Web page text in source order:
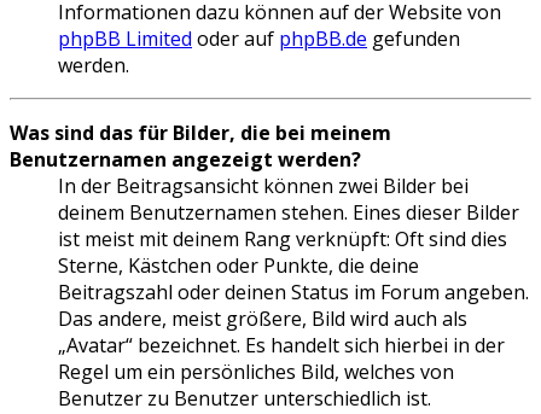
Informationen dazu können auf der Website von
phpBB Limited oder auf phpBB.de gefunden
werden.
Was sind das für Bilder, die bei meinem
Benutzernamen angezeigt werden?
In der Beitragsansicht können zwei Bilder bei
deinem Benutzernamen stehen. Eines dieser Bilder
ist meist mit deinem Rang verknüpft: Oft sind dies
Sterne, Kästchen oder Punkte, die deine
Beitragszahl oder deinen Status im Forum angeben.
Das andere, meist größere, Bild wird auch als
„Avatar“ bezeichnet. Es handelt sich hierbei in der
Regel um ein persönliches Bild, welches von
Benutzer zu Benutzer unterschiedlich ist.